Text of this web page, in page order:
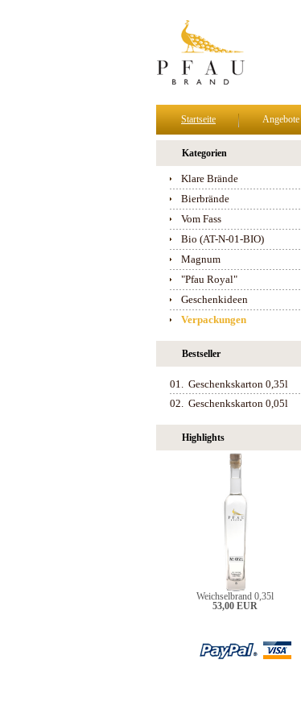
Startseite Angebote
Kategorien
Klare Brände
Bierbrände
Vom Fass
Bio (AT-N-01-BIO)
Magnum
"Pfau Royal"
Geschenkideen
Verpackungen
Bestseller
01. Geschenkskarton 0,35l
02. Geschenkskarton 0,05l
Highlights
Weichselbrand 0,35l
53,00 EUR